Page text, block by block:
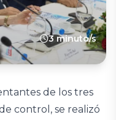
3 minuto/s
de los tres
control, se realizó